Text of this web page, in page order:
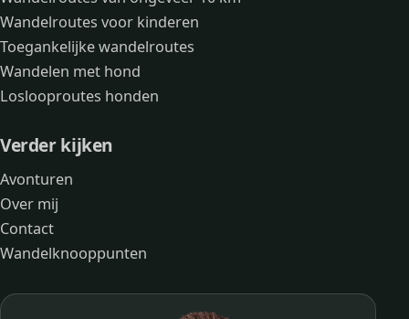
Wandelroutes voor kinderen
Toegankelijke wandelroutes
Wandelen met hond
Loslooproutes honden
Verder kijken
Avonturen
Over mij
Contact
Wandelknooppunten